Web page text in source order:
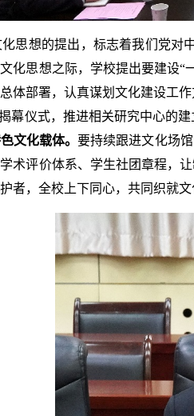
思想的提出，标志着我们党
化思想之际，学校提出要建设
体部署，认真谋划文化建设工作
幕仪式，推进相关研究中心的
文化载体。要持续跟进文化场
术评价体系、学生社团章程，让
者，全校上下同心，共同织就